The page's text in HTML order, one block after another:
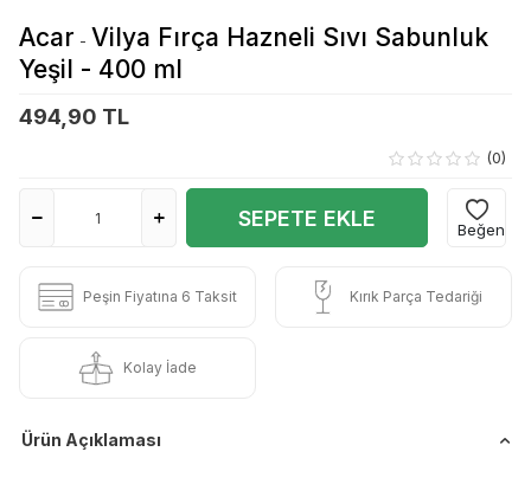
Acar - Vilya Fırça Hazneli Sıvı Sabunluk
Yeşil - 400 ml
494,90 TL
(0)
SEPETE EKLE Beğen
Peşin Fiyatına 6 Taksit Kırık Parça Tedariği
Kolay İade
Ürün Açıklaması